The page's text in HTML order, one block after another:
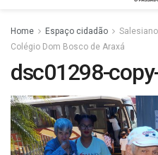
Home Espaço cidadão
Colégio Dom Bosco de Araxá
dsc01298-